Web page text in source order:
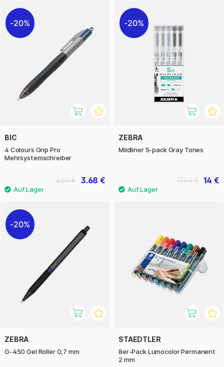
20%
BIC
4 Colours Grip Pro
Mehrsystemschreiber
3.68 €
4.60 €
20%
ZEBRA
Mildliner 5-pack Gray Tones
14 €
17.50 €
20%
ZEBRA
G-450 Gel Roller 0,7 mm
STAEDTLER
8er-Pack Lumocolor Permanent
2 mm